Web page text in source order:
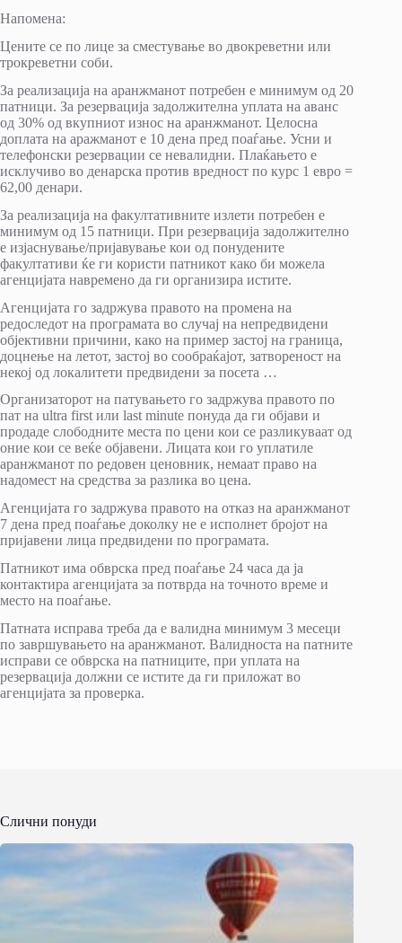
Напомена:
Цените се по лице за сместување во двокреветни или
трокреветни соби.
За реализација на аранжманот потребен е минимум од 20
патници. За резервација задолжителна уплата на аванс
од 30% од вкупниот износ на аранжманот. Целосна
доплата на аражманот е 10 дена пред поаѓање. Усни и
телефонски резервации се невалидни. Плаќањето е
исклучиво во денарска против вредност по курс 1 евро =
62,00 денари.
За реализација на факултативните излети потребен е
минимум од 15 патници. При резервација задолжително
е изјаснување/пријавување кои од понудените
факултативи ќе ги користи патникот како би можела
агенцијата навремено да ги организира истите.
Агенцијата го задржува правото на промена на
редоследот на програмата во случај на непредвидени
објективни причини, како на пример застој на граница,
доцнење на летот, застој во сообраќајот, затвореност на
некој од локалитети предвидени за посета …
Организаторот на патувањето го задржува правото по
пат на ultra first или last minute понуда да ги објави и
продаде слободните места по цени кои се разликуваат од
оние кои се веќе објавени. Лицата кои го уплатиле
аранжманот по редовен ценовник, немаат право на
надомест на средства за разлика во цена.
Агенцијата го задржува правото на отказ на аранжманот
7 дена пред поаѓање доколку не е исполнет бројот на
пријавени лица предвидени по програмата.
Патникот има обврска пред поаѓање 24 часа да ја
контактира агенцијата за потврда на точното време и
место на поаѓање.
Патната исправа треба да е валидна минимум 3 месеци
по завршувањето на аранжманот. Валидноста на патните
исправи се обврска на патниците, при уплата на
резервација должни се истите да ги приложат во
агенцијата за проверка.
Слични понуди